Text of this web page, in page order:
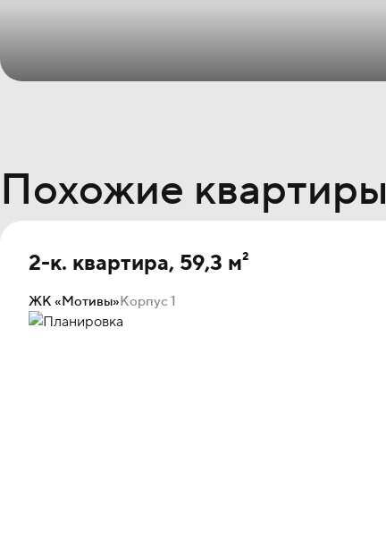
Похожие квартиры
2-к. квартира, 59,3 м²
ЖК «Мотивы»Корпус 1